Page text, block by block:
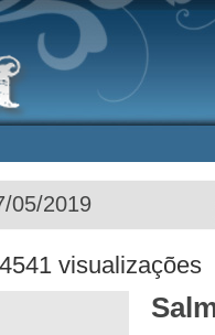
05/2019
4541 visualizações